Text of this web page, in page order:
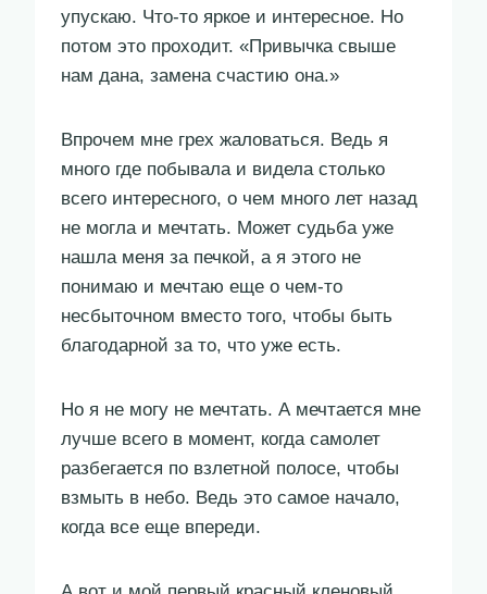
упускаю. Что-то яркое и интересное. Но
потом это проходит. «Привычка свыше
нам дана, замена счастию она.»
Впрочем мне грех жаловаться. Ведь я
много где побывала и видела столько
всего интересного, о чем много лет назад
не могла и мечтать. Может судьба уже
нашла меня за печкой, а я этого не
понимаю и мечтаю еще о чем-то
несбыточном вместо того, чтобы быть
благодарной за то, что уже есть.
Но я не могу не мечтать. А мечтается мне
лучше всего в момент, когда самолет
разбегается по взлетной полосе, чтобы
взмыть в небо. Ведь это самое начало,
когда все еще впереди.